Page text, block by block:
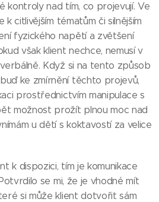
kontroly nad tím, co projevují. Ve
k citlivějším tématům či silnějším
fyzického napětí a zvětšení
však klient nechce, nemusí v
Když si na tento způsob
ke zmírnění těchto projevů,
prostřednictvím manipulace s
možnost prožít plnou moc nad
u dětí s koktavostí za velice
k dispozici, tím je komunikace
se mi, že je vhodné mít
si může klient dotvořit sám